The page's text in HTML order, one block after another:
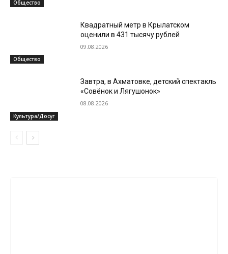
Общество
Общество
Квадратный метр в Крылатском
оценили в 431 тысячу рублей
09.08.2026
Культура/Досуг
Завтра, в Ахматовке, детский спектакль
«Совёнок и Лягушонок»
08.08.2026